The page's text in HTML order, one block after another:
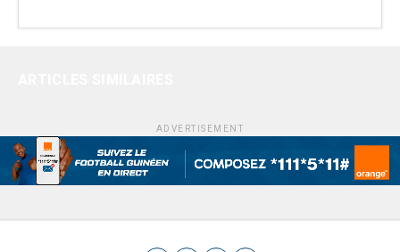
ADVERTISEMENT